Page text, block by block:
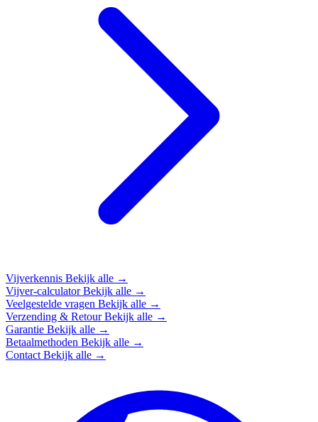
Vijverkennis Bekijk alle →
Vijver-calculatorBekijk alle →
Veelgestelde vragen Bekijk alle →
Verzending & RetourBekijk alle →
Garantie Bekijk alle →
Betaalmethoden Bekijk alle →
Contact Bekijk alle →